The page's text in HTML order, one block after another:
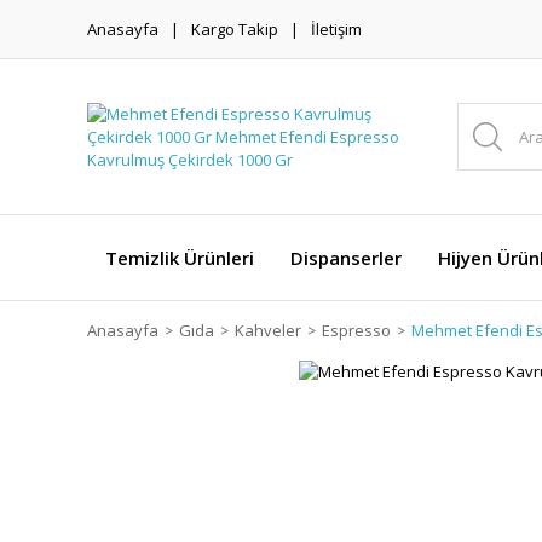
Anasayfa Kargo Takip İletişim
Temizlik Ürünleri Dispanserler Hijyen
Anasayfa Gıda Kahveler Espresso Mehmet Efendi